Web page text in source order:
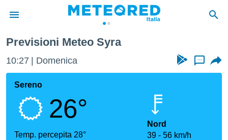
di
per
le
Previsioni Meteo Syra
10:27 Domenica ...
Sereno
26°
Temp. percepita 28°
Nord
39
56 km/h